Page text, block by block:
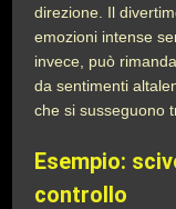
direzione. Il
emozioni intense
invece, può
da sentimenti
che si susseguono
Esempio:
controllo